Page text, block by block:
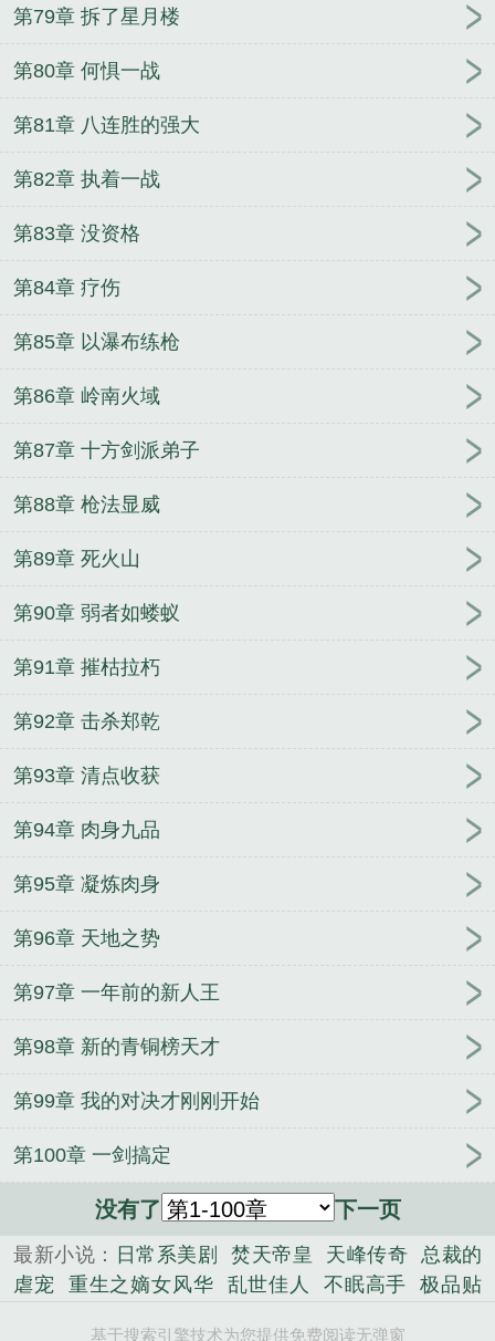
第79章 拆了星月楼
第80章 何惧一战
第81章 八连胜的强大
第82章 执着一战
第83章 没资格
第84章 疗伤
第85章 以瀑布练枪
第86章 岭南火域
第87章 十方剑派弟子
第88章 枪法显威
第89章 死火山
第90章 弱者如蝼蚁
第91章 摧枯拉朽
第92章 击杀郑乾
第93章 清点收获
第94章 肉身九品
第95章 凝炼肉身
第96章 天地之势
第97章 一年前的新人王
第98章 新的青铜榜天才
第99章 我的对决才刚刚开始
第100章 一剑搞定
没有了 下一页
最新小说： 日常系美剧 焚天帝皇 天峰传奇 总裁的
虐宠
重生之嫡女风华 乱世佳人 不眠高手
极品贴
基于搜索引擎技术为您提供免费阅读无弹窗